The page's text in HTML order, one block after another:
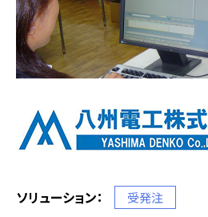
ソリューション： 受発注